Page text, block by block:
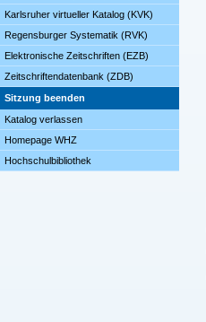
Karlsruher virtueller Katalog (KVK)
Regensburger Systematik (RVK)
Elektronische Zeitschriften (EZB)
Zeitschriftendatenbank (ZDB)
Sitzung beenden
Katalog verlassen
Homepage WHZ
Hochschulbibliothek